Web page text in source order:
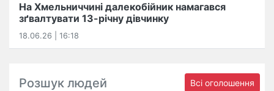
На Хмельниччині далекобійник намагався
зґвалтувати 13-річну дівчинку
18.06.26 | 16:18
Розшук людей Всі оголошення